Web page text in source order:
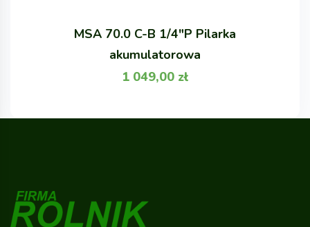
MSA 70.0 C-B 1/4"P Pilarka
akumulatorowa
1 049,00 zł